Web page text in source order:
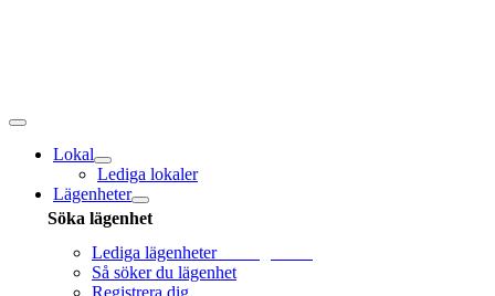
Toggle
navigation
Lokal
Lediga lokaler
Lägenheter
Söka lägenhet
Lediga lägenheterSök lägenhet!
Så söker du lägenhet
Registrera dig